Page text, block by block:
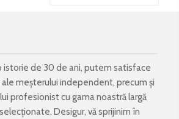
istorie de 30 de ani, putem satisface
meșterului independent, precum și
profesionist cu gama noastră largă
Desigur, vă sprijinim în